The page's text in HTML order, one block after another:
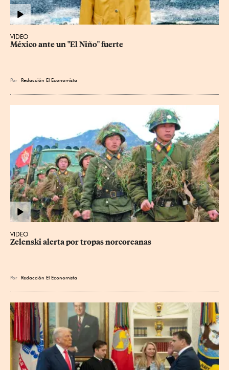
VIDEO
México ante un "El Niño" fuerte
Por Redacción El Economista
VIDEO
Zelenski alerta por tropas norcoreanas
Por Redacción El Economista